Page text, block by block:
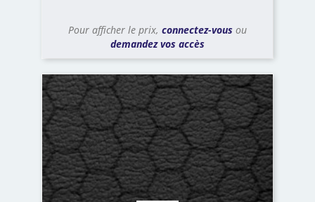
Pour afficher le prix, connectez-vous ou
demandez vos accès